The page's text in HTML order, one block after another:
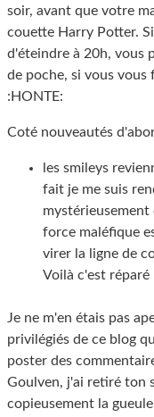
soir, avant que votre
couette Harry Potter.
d'éteindre à 20h, vous
de poche, si vous vous
:HONTE:
Coté nouveautés
les smileys
fait je me suis
mystérieusement
force maléfique
virer la ligne de
Voilà c'est
Je ne m'en étais pas
privilégiés de ce blog
poster des
Goulven, j'ai retiré ton
copieusement la